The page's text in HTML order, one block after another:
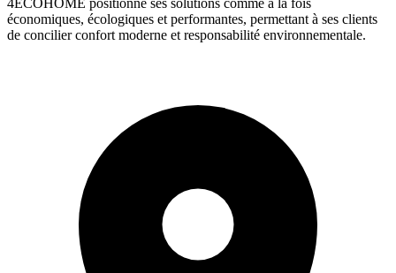
économiques, écologiques et performantes, permettant à ses clients
de concilier confort moderne et responsabilité environnementale.